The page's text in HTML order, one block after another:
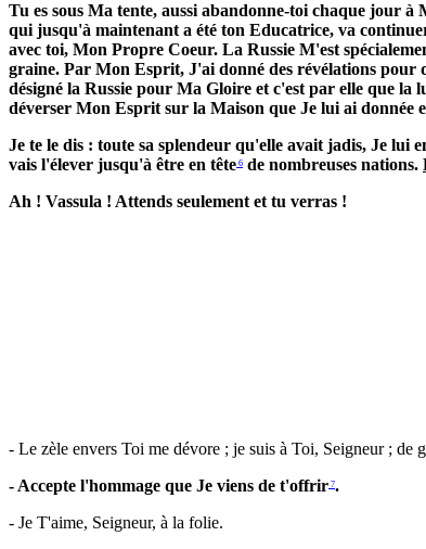
Tu es sous Ma tente, aussi abandonne-toi chaque jour à
qui jusqu'à maintenant a été ton Educatrice, va
avec toi, Mon Propre Coeur. La Russie M'est
graine. Par Mon Esprit, J'ai donné des révélations pour
désigné la Russie pour Ma Gloire et c'est par elle que la
déverser Mon Esprit sur la Maison que Je lui ai donnée
Je te le dis : toute sa splendeur qu'elle avait jadis, Je lui
vais l'élever jusqu'à être en tête 6 de nombreuses nations.
Ah ! Vassula ! Attends seulement et tu verras !
- Le zèle envers Toi me dévore ; je suis à Toi, Seigneur ; de
- Accepte l'hommage que Je viens de t'offrir 7.
- Je T'aime, Seigneur, à la folie.